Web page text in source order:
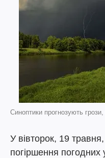
Синоптики прогнозують
У вівторок, 19 травня,
погіршення